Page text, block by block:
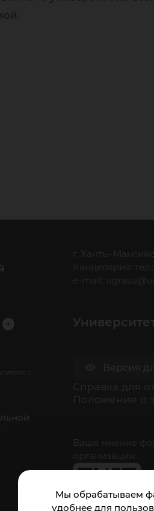
Мы обрабатываем
удобнее для
с
г. Ханты-
Канцелярия:
e-mail:
Ваше мнение
организации: